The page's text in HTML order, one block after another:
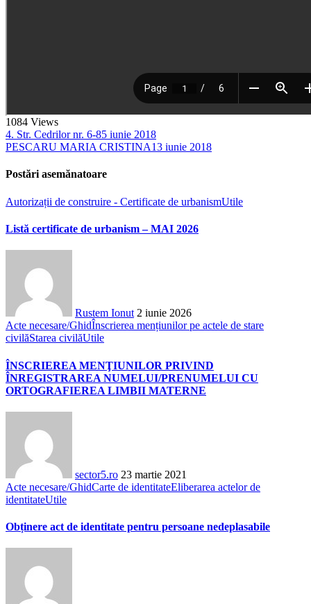
1084 Views
4. Str. Cedrilor nr. 6-85 iunie 2018
PESCARU MARIA CRISTINA13 iunie 2018
Postări asemănatoare
Autorizații de construire - Certificate de urbanismUtile
Listă certificate de urbanism – MAI 2026
Rustem Ionut 2 iunie 2026
Acte necesare/GhidÎnscrierea mențiunilor pe actele de stare
civilăStarea civilăUtile
ÎNSCRIEREA MENŢIUNILOR PRIVIND
ÎNREGISTRAREA NUMELUI/PRENUMELUI CU
ORTOGRAFIEREA LIMBII MATERNE
sector5.ro 23 martie 2021
Acte necesare/GhidCarte de identitateEliberarea actelor de
identitateUtile
Obținere act de identitate pentru persoane nedeplasabile